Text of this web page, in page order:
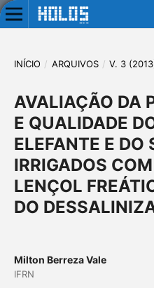
INÍCIO / ARQUIVOS / V. 3
AVALIAÇÃO DA
E QUALIDADE
ELEFANTE E DO
IRRIGADOS
LENÇOL
DO
Milton Berreza Vale
IFRN